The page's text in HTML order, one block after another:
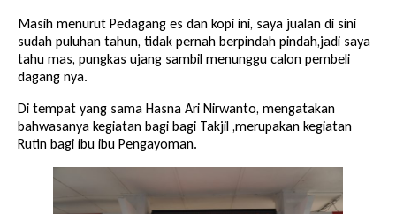
Masih menurut Pedagang es dan kopi ini, saya jualan di sini
sudah puluhan tahun, tidak pernah berpindah pindah,jadi saya
tahu mas, pungkas ujang sambil menunggu calon pembeli
dagang nya.
Di tempat yang sama Hasna Ari Nirwanto, mengatakan
bahwasanya kegiatan bagi bagi Takjil ,merupakan kegiatan
Rutin bagi ibu ibu Pengayoman.